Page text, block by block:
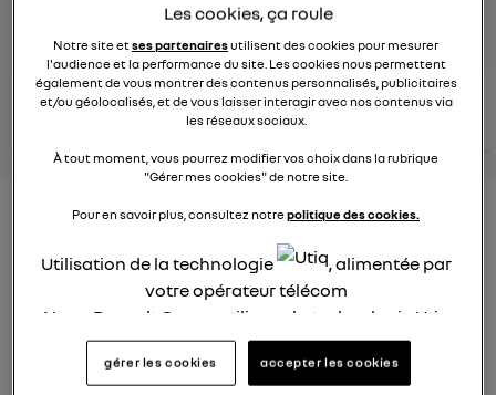
posez une question
conseils Renault
consultez les
conseils
similaires
voir tous les
Consommation carburant
voiture hybride
Ghislaine53
26 janvier 2022
Bonjour
Les cookies, ça roule
Notre site etses partenairesutilisent des cookies pour mesurer
l'audience et la performance du site. Les cookies nous permettent
également de vous montrer des contenus personnalisés, publicitaires
et/ou géolocalisés, et de vous laisser interagir avec nos contenus via
les réseaux sociaux.
À tout moment, vous pourrez modifier vos choix dans la rubrique
"Gérer mes cookies" de notre site.
Pour en savoir plus, consultez notrepolitique des cookies.
Utilisation de la technologie
, alimentée par
votre opérateur télécom
Nous, Renault Group, utilisons la technologie Utiq
pour nos activités digitales (telles que décrites
dans cette notice de consentement) et liées à
gérer les cookies accepter les cookies